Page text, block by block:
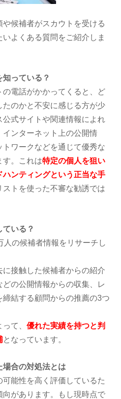
候補者がスカウトを受ける
よくある質問をご紹介しま
知っている？
電話がかかってくると、ど
のかと不安に感じる方が少
式サイトや関連情報によれ
ンターネット上の公開情
ワークなどを通じて優秀な
す。これは特定の個人を狙い
ンティングという正当な手
トを使った不審な勧誘では
ている？
人の候補者情報をリサーチし
接触した候補者からの紹介
の公開情報からの収集、レ
結する顧問からの推薦の3つ
って、優れた実績を持つと判
となっています。
場合の対処法とは
能性を高く評価しているた
があります。もし現時点で